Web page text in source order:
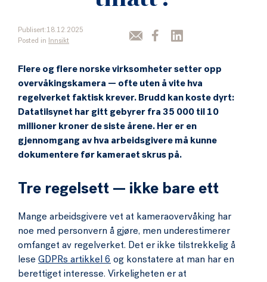
Publisert:18.12.2025
Posted in Innsikt
Flere og flere norske virksomheter setter opp
overvåkingskamera — ofte uten å vite hva
regelverket faktisk krever. Brudd kan koste dyrt:
Datatilsynet har gitt gebyrer fra 35 000 til 10
millioner kroner de siste årene. Her er en
gjennomgang av hva arbeidsgivere må kunne
dokumentere før kameraet skrus på.
Tre regelsett — ikke bare ett
Mange arbeidsgivere vet at kameraovervåking har
noe med personvern å gjøre, men underestimerer
omfanget av regelverket. Det er ikke tilstrekkelig å
lese GDPRs artikkel 6 og konstatere at man har en
berettiget interesse. Virkeligheten er at